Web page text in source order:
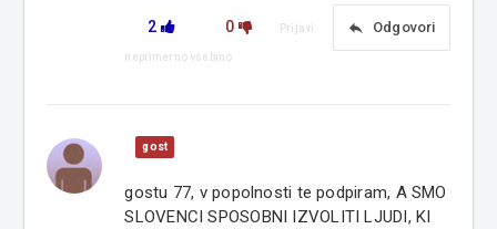
2 0 reply Odgovori
Prijavi
neprimerno vsebino
gost
gostu 77, v popolnosti te podpiram, A SMO
SLOVENCI SPOSOBNI IZVOLITI LJUDI, KI